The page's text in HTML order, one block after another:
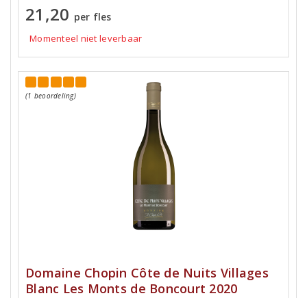
21,20 per fles
Momenteel niet leverbaar
(1 beoordeling)
Domaine Chopin Côte de Nuits Villages
Blanc Les Monts de Boncourt 2020